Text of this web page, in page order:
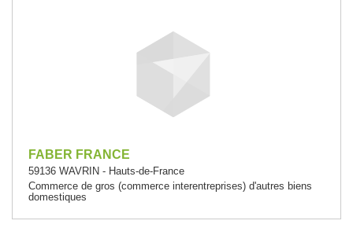
FABER FRANCE
59136 WAVRIN - Hauts-de-France
Commerce de gros (commerce interentreprises) d'autres biens
domestiques